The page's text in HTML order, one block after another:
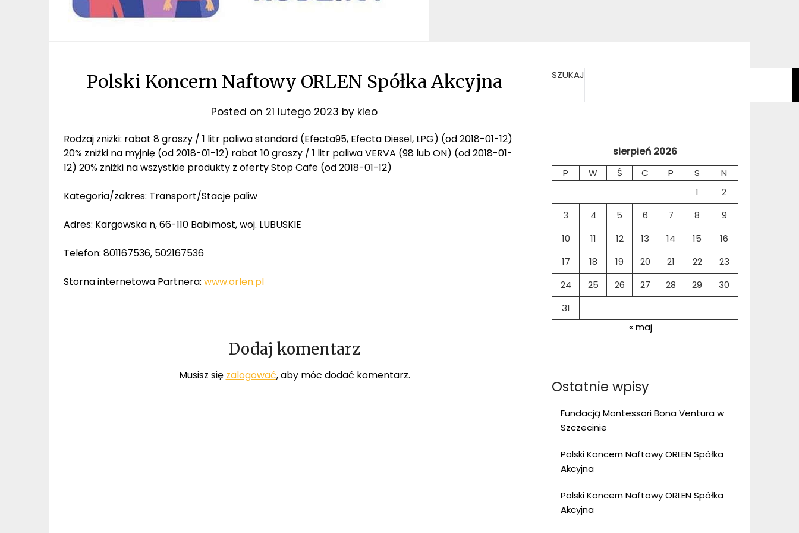
Polski Koncern Naftowy ORLEN Spółka Akcyjna
Posted on 21 lutego 2023 by kleo
Rodzaj zniżki: rabat 8 groszy / 1 litr paliwa standard (Efecta95, Efecta Diesel, LPG) (od 2018-01-12)
20% zniżki na myjnię (od 2018-01-12) rabat 10 groszy / 1 litr paliwa VERVA (98 lub ON) (od 2018-01-
12) 20% zniżki na wszystkie produkty z oferty Stop Cafe (od 2018-01-12)
Kategoria/zakres: Transport/Stacje paliw
Adres: Kargowska n, 66-110 Babimost, woj. LUBUSKIE
Telefon: 801167536, 502167536
Storna internetowa Partnera: www.orlen.pl
Dodaj komentarz
Musisz się zalogować, aby móc dodać komentarz.
SZUKAJ
sierpień 2026
P W Ś C P S
N
1
2
3
4 5 6 7 8
9
10
11 12 13 14 15
16
17
18 19 20 21 22
23
24
25 26 27 28 29
30
31
« maj
Ostatnie wpisy
Fundacją Montessori Bona Ventura w
Szczecinie
Polski Koncern Naftowy ORLEN Spółka
Akcyjna
Polski Koncern Naftowy ORLEN Spółka
Akcyjna